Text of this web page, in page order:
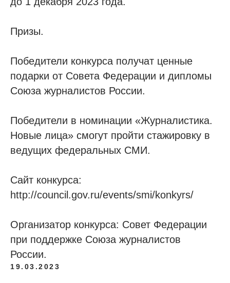
Призы.
Победители конкурса получат ценные
подарки от Совета Федерации и дипломы
Союза журналистов России.
Победители в номинации «Журналистика.
Новые лица» смогут пройти стажировку в
ведущих федеральных СМИ.
Сайт конкурса:
http://council.gov.ru/events/smi/konkyrs/
Организатор конкурса: Совет Федерации
при поддержке Союза журналистов
России.
19.03.2023